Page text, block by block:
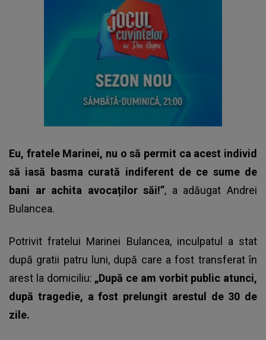
Eu, fratele Marinei, nu o să permit ca acest individ
să iasă basma curată indiferent de ce sume de
bani ar achita avocaților săi!”, a adăugat Andrei
Bulancea.
Potrivit fratelui Marinei Bulancea, inculpatul a stat
după gratii patru luni, după care a fost transferat în
arest la domiciliu: „După ce am vorbit public atunci,
după tragedie, a fost prelungit arestul de 30 de
zile.